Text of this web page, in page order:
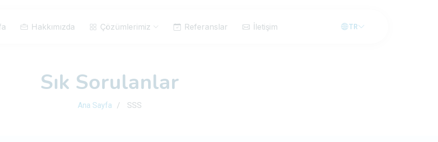
Hakkımızda Çözümlerimiz Referanslar İletişim TR
Sık Sorulanlar
Ana Sayfa SSS